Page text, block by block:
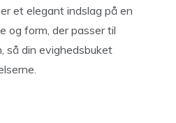
et elegant indslag på en
og form, der passer til
så din evighedsbuket